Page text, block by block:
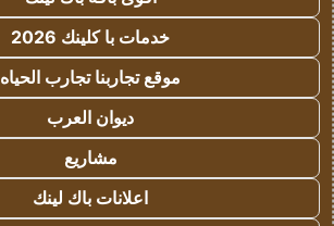
خدمات با كلينك 2026
موقع تجاربنا تجارب الحياه
ديوان العرب
مشاريع
اعلانات باك لينك